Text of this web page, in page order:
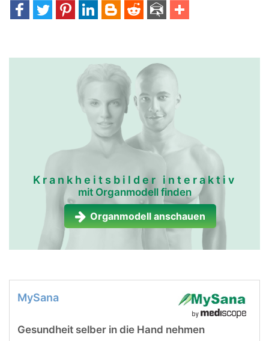
Krankheitsbilder interaktiv
mit Organmodell finden
Organmodell anschauen
MySana
Gesundheit selber in die Hand nehmen